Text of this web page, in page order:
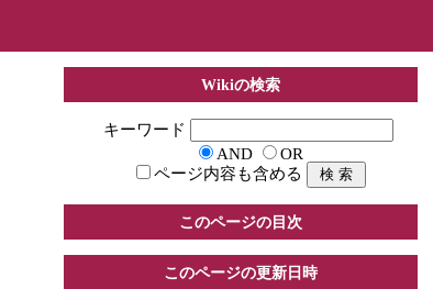
Wikiの検索
キーワード
AND
OR
ページ内容も含める
このページの目次
このページの更新日時